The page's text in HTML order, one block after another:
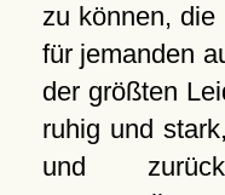
zu können, die
für jemanden
der größten
ruhig und
und